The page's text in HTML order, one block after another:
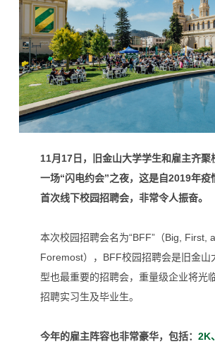
11月17日，旧金山大学学生和雇主齐聚
一场“闪电约会”之夜，这是自2019年疫
首次线下校园招聘会，非常令人振奋。
本次校园招聘会名为“BFF”（Big, First,
Foremost），BFF校园招聘会是旧金山
型也最重要的招聘会，重量级企业将光
招聘实习生及毕业生。
今年的雇主阵容也非常豪华，包括： 2K